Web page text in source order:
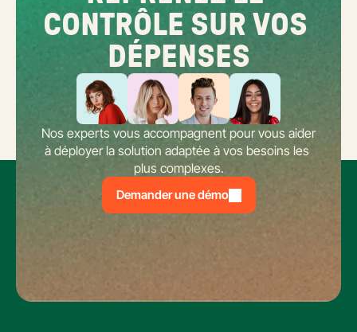
CONTRÔLE SUR VOS
DÉPENSES
Nos experts vous accompagnent pour vous aider
à déployer la solution adaptée à vos besoins les
plus complexes.
Demander une démo